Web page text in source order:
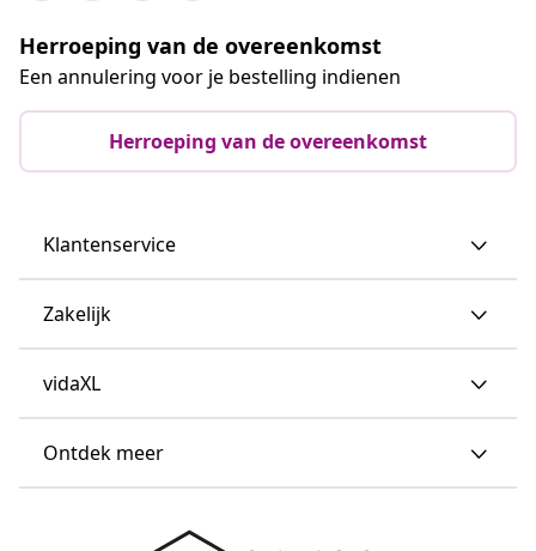
Herroeping van de overeenkomst
Een annulering voor je bestelling indienen
Herroeping van de overeenkomst
Klantenservice
Zakelijk
vidaXL
Ontdek meer